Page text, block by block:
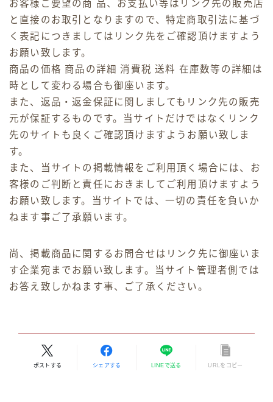
お客様ご要望の商 品、お支払い等はリンク先の販売店
と直接のお取引となりますので、特定商取引法に基づ
く表記につきましてはリンク先をご確認頂けますよう
お願い致します。
商品の価格 商品の詳細 消費税 送料 在庫数等の詳細は
時として変わる場合も御座います。
また、返品・返金保証に関しましてもリンク先の販売
元が保証するものです。当サイトだけではなくリンク
先のサイトも良くご確認頂けますようお願い致しま
す。
また、当サイトの掲載情報をご利用頂く場合には、お
客様のご判断と責任におきましてご利用頂けますよう
お願い致します。当サイトでは、一切の責任を負いか
ねます事ご了承願います。
尚、掲載商品に関するお問合せはリンク先に御座いま
す企業宛までお願い致します。当サイト管理者側では
お答え致しかねます事、ご了承ください。
ポストする シェアする LINEで送る URLをコピー